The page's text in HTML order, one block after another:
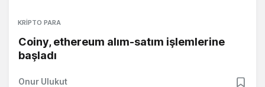
KRIPTO PARA
Coiny, ethereum alım-satım işlemlerine
başladı
Onur Ulukut